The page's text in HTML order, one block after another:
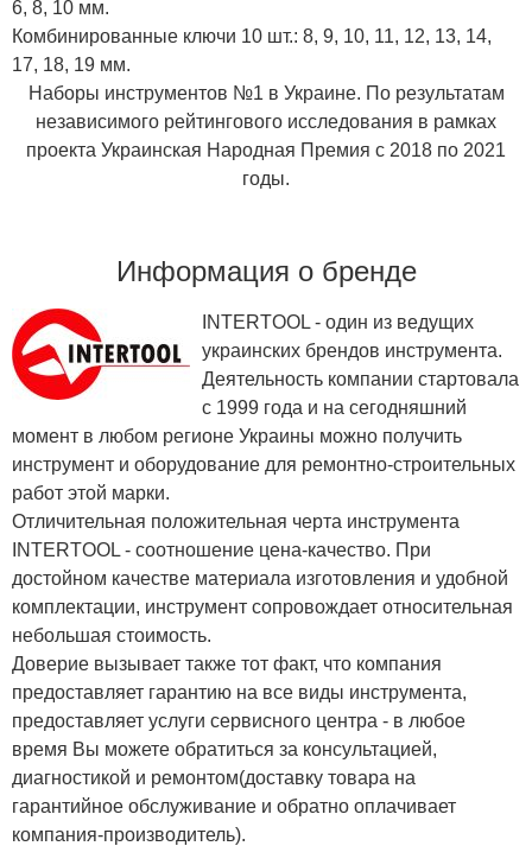
6, 8, 10 мм.
Комбинированные ключи 10 шт.: 8, 9, 10, 11, 12, 13, 14,
17, 18, 19 мм.
Наборы инструментов №1 в Украине. По результатам
независимого рейтингового исследования в рамках
проекта Украинская Народная Премия с 2018 по 2021
годы.
Информация о бренде
INTERTOOL - один из ведущих
украинских брендов инструмента.
Деятельность компании стартовала
с 1999 года и на сегодняшний
момент в любом регионе Украины можно получить
инструмент и оборудование для ремонтно-строительных
работ этой марки.
Отличительная положительная черта инструмента
INTERTOOL - соотношение цена-качество. При
достойном качестве материала изготовления и удобной
комплектации, инструмент сопровождает относительная
небольшая стоимость.
Доверие вызывает также тот факт, что компания
предоставляет гарантию на все виды инструмента,
предоставляет услуги сервисного центра - в любое
время Вы можете обратиться за консультацией,
диагностикой и ремонтом(доставку товара на
гарантийное обслуживание и обратно оплачивает
компания-производитель).